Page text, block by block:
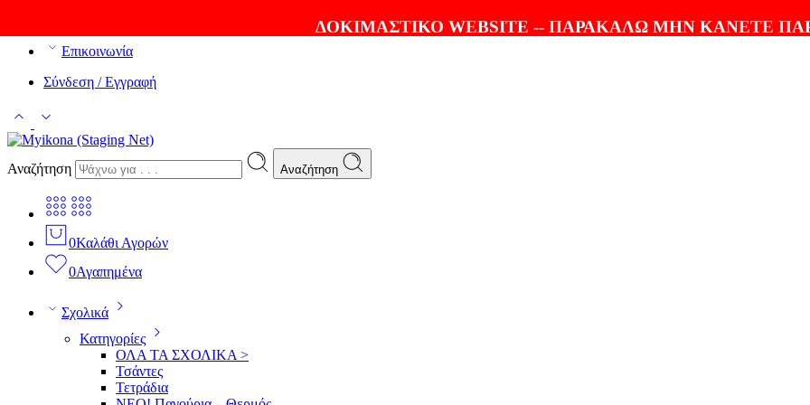
ΔΟΚΙΜΑΣΤΙΚΟ WEBSITE -- ΠΑΡΑΚΑΛΩ ΜΗΝ ΚΑΝΕΤΕ
Επικοινωνία
Σύνδεση / Εγγραφή
Αναζήτηση Αναζήτηση
0Καλάθι Αγορών
0Αγαπημένα
Σχολικά
Κατηγορίες
ΟΛΑ ΤΑ ΣΧΟΛΙΚΑ >
Τσάντες
Τετράδια